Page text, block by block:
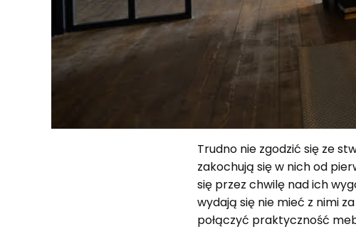
Trudno nie zgodzić się ze
zakochują się w nich od
się przez chwilę nad ich
wydają się nie mieć z nimi
połączyć praktyczność